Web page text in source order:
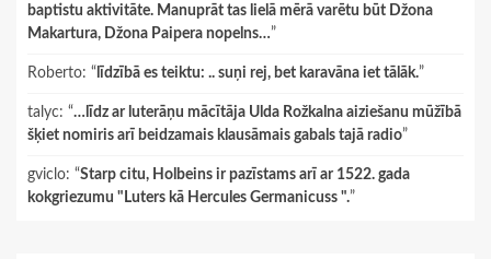
baptistu aktivitāte. Manuprāt tas lielā mērā varētu būt Džona
Makartura, Džona Paipera nopelns…”
Roberto: “ līdzībā es teiktu: .. suņi rej, bet karavāna iet tālāk.”
talyc: “…līdz ar luterāņu mācītāja Ulda Rožkalna aiziešanu mūžībā
šķiet nomiris arī beidzamais klausāmais gabals tajā radio”
gviclo: “Starp citu, Holbeins ir pazīstams arī ar 1522. gada
kokgriezumu "Luters kā Hercules Germanicuss ".”